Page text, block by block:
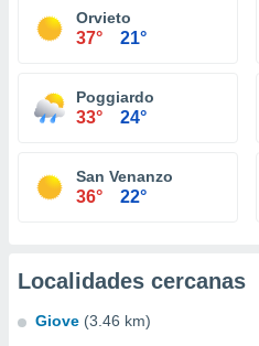
Orvieto
37° 21°
Poggiardo
33° 24°
San Venanzo
36° 22°
Localidades cercanas
Giove (3.46 km)